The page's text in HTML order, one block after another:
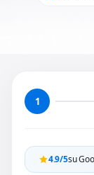
1
4.9/5su